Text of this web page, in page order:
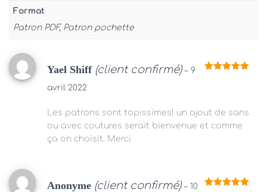
Format
Patron PDF, Patron pochette
Yael Shiff (client confirmé) – 9
avril 2022
Les patrons sont topissimes! un ajout de sans
ou avec coutures serait bienvenue et comme
ça on choisit. Merci
Anonyme (client confirmé) – 10